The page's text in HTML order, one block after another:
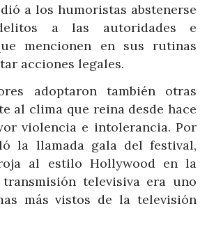
a los humoristas abstenerse
a las autoridades e
mencionen en sus rutinas
acciones legales.
adoptaron también otras
al clima que reina desde hace
violencia e intolerancia. Por
la llamada gala del festival,
al estilo Hollywood en la
televisiva era uno
más vistos de la televisión